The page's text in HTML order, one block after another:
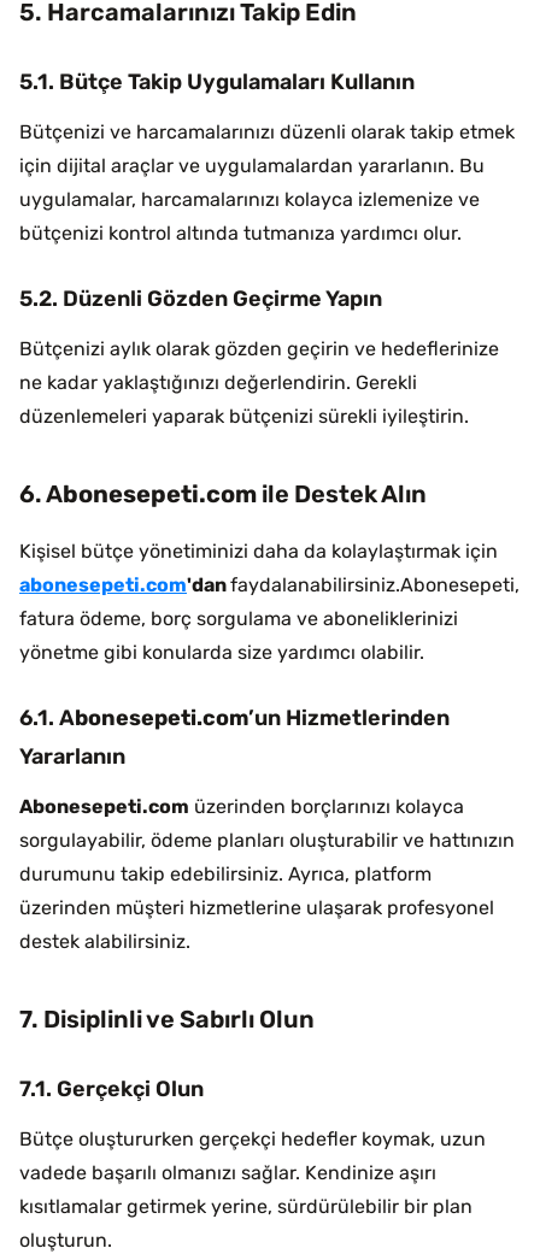
5. Harcamalarınızı Takip Edin
5.1. Bütçe Takip Uygulamaları Kullanın
Bütçenizi ve harcamalarınızı düzenli olarak takip etmek
için dijital araçlar ve uygulamalardan yararlanın. Bu
uygulamalar, harcamalarınızı kolayca izlemenize ve
bütçenizi kontrol altında tutmanıza yardımcı olur.
5.2. Düzenli Gözden Geçirme Yapın
Bütçenizi aylık olarak gözden geçirin ve hedeflerinize
ne kadar yaklaştığınızı değerlendirin. Gerekli
düzenlemeleri yaparak bütçenizi sürekli iyileştirin.
6. Abonesepeti.com ile Destek Alın
Kişisel bütçe yönetiminizi daha da kolaylaştırmak için
abonesepeti.com'danfaydalanabilirsiniz.Abonesepeti,
fatura ödeme, borç sorgulama ve aboneliklerinizi
yönetme gibi konularda size yardımcı olabilir.
6.1. Abonesepeti.com’un Hizmetlerinden
Yararlanın
Abonesepeti.com üzerinden borçlarınızı kolayca
sorgulayabilir, ödeme planları oluşturabilir ve hattınızın
durumunu takip edebilirsiniz. Ayrıca, platform
üzerinden müşteri hizmetlerine ulaşarak profesyonel
destek alabilirsiniz.
7. Disiplinli ve Sabırlı Olun
7.1. Gerçekçi Olun
Bütçe oluştururken gerçekçi hedefler koymak, uzun
vadede başarılı olmanızı sağlar. Kendinize aşırı
kısıtlamalar getirmek yerine, sürdürülebilir bir plan
oluşturun.